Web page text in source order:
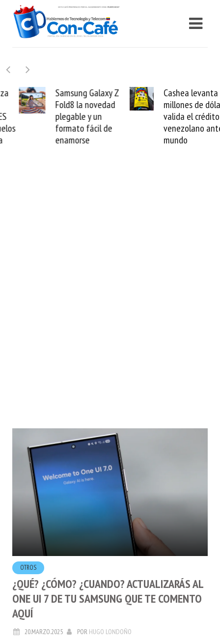
Samsung Galaxy Z
Fold8 la novedad
plegable y un
formato fácil de
enamorse
Cashea levanta 100
millones de dólares y
valida el crédito del
venezolano ante el
mundo
OTROS
¿QUÉ? ¿CÓMO? ¿CUANDO? ACTUALIZARÁS AL
ONE UI 7 DE TU SAMSUNG QUE TE COMENTO
AQUÍ
20.MARZO.2025 POR HUGO LONDOÑO